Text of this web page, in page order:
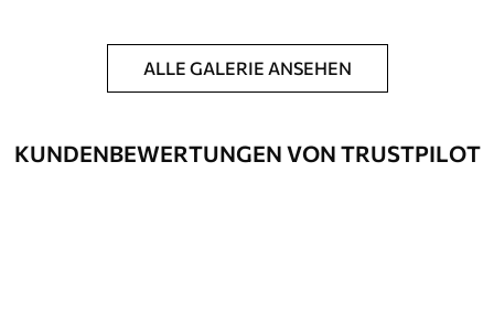
ALLE GALERIE ANSEHEN
KUNDENBEWERTUNGEN VON TRUSTPILOT